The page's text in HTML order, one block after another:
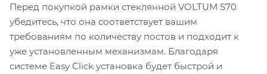
Перед покупкой рамки стеклянной VOLTUM S70
убедитесь, что она соответствует вашим
требованиям по количеству постов и подходит к
уже установленным механизмам. Благодаря
системе Easy Click установка будет быстрой и